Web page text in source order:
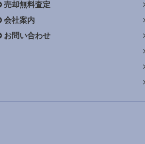
売却無料査定
会社案内
お問い合わせ